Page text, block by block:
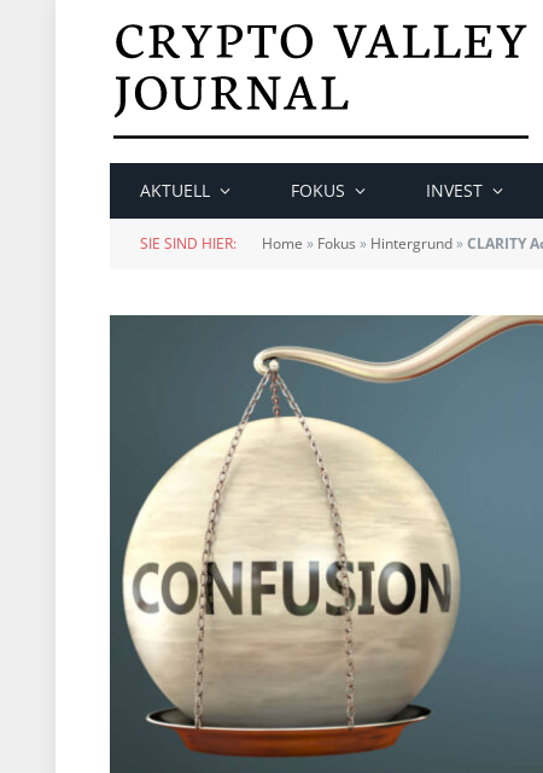
AKTUELL FOKUS INVEST
SIE SIND HIER: Home » Fokus » Hintergrund»CLARITY